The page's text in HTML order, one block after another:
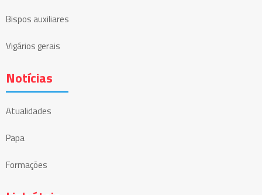
Bispos auxiliares
Vigários gerais
Notícias
Atualidades
Papa
Formações